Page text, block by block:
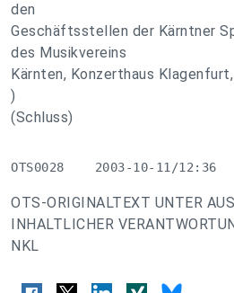
den
Geschäftsstellen der Kärntner
des Musikvereins
Kärnten, Konzerthaus
)
(Schluss)
OTS0028    2003-10-11/12:36
OTS-ORIGINALTEXT UNTER
INHALTLICHER
NKL